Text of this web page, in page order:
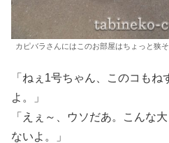
カピバラさんにはこのお部屋はちょっと狭そ
「ねぇ1号ちゃん、このコも
よ。」
「えぇ～、ウソだあ。こんな
ないよ。」